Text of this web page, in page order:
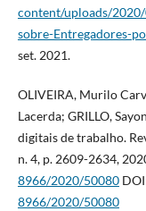
content/uploads/
sobre-Entregadores-
set. 2021.
OLIVEIRA, Murilo
Lacerda; GRILLO,
digitais de trabalho.
n. 4, p. 2609-2634,
8966/2020/50080
8966/2020/50080